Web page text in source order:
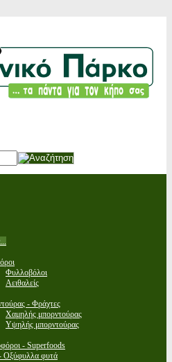
Φυλλοβόλοι
Αειθαλείς
- Φράχτες
Χαμηλής μπορντούρας
Υψηλής μπορντούρας
- Superfoods
Οξύφυλλα φυτά